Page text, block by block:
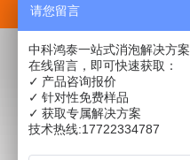
请您留言
中科鸿泰一站式消泡解决方案
在线留言，即可快速获取：
✓ 产品咨询报价
✓ 针对性免费样品
✓ 获取专属解决方案
技术热线:17722334787